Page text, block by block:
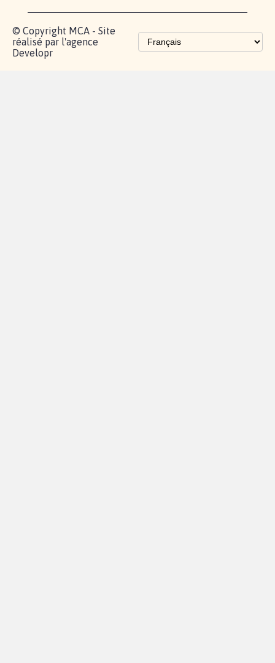
© Copyright MCA - Site
réalisé par l'agence
Developr